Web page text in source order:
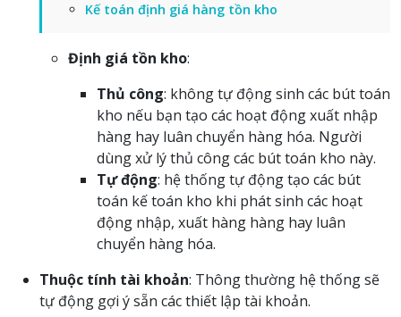
Kế toán định giá hàng tồn kho
Định giá tồn kho:
Thủ công: không tự động sinh các bút toán
kho nếu bạn tạo các hoạt động xuất nhập
hàng hay luân chuyển hàng hóa. Người
dùng xử lý thủ công các bút toán kho này.
Tự động: hệ thống tự động tạo các bút
toán kế toán kho khi phát sinh các hoạt
động nhập, xuất hàng hàng hay luân
chuyển hàng hóa.
Thuộc tính tài khoản: Thông thường hệ thống sẽ
tự động gợi ý sẵn các thiết lập tài khoản.